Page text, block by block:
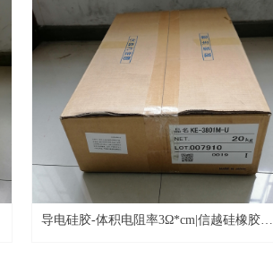
导电硅胶-体积电阻率3Ω*cm|信越硅橡胶原